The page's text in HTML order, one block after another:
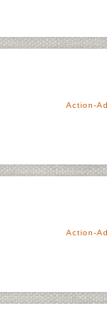
Action-
Action-